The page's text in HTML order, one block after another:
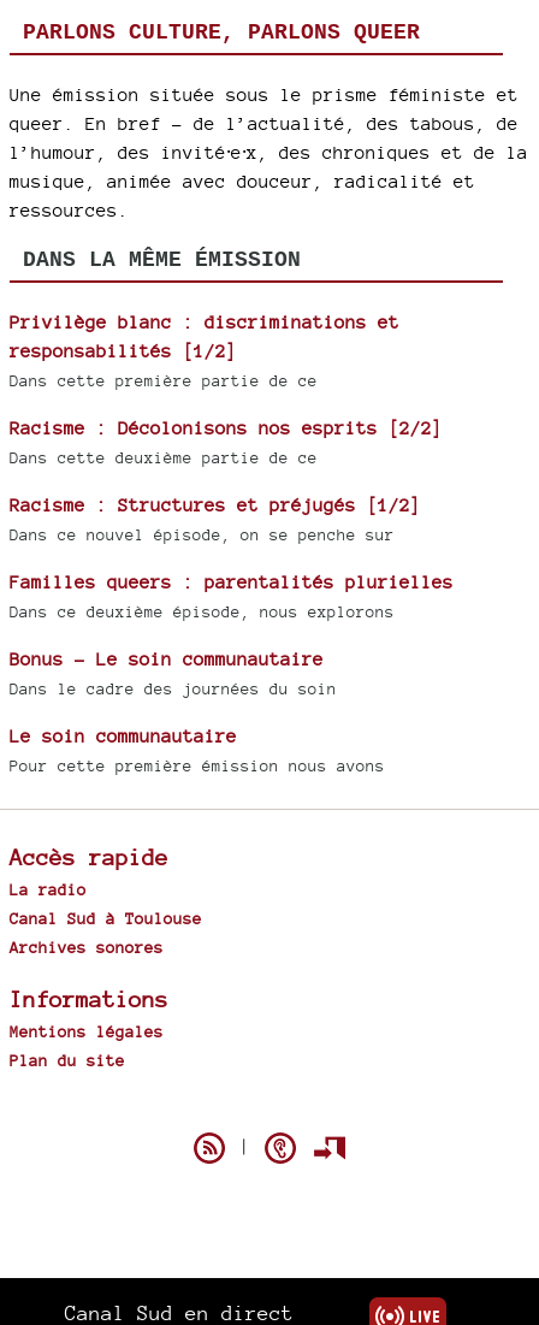
PARLONS CULTURE, PARLONS QUEER
Une émission située sous le prisme féministe et
queer. En bref - de l’actualité, des tabous, de
l’humour, des invité⸱e⸱x, des chroniques et de la
musique, animée avec douceur, radicalité et
ressources.
DANS LA MÊME ÉMISSION
Privilège blanc : discriminations et
responsabilités [1/2]
Dans cette première partie de ce
Racisme : Décolonisons nos esprits [2/2]
Dans cette deuxième partie de ce
Racisme : Structures et préjugés [1/2]
Dans ce nouvel épisode, on se penche sur
Familles queers : parentalités plurielles
Dans ce deuxième épisode, nous explorons
Bonus - Le soin communautaire
Dans le cadre des journées du soin
Le soin communautaire
Pour cette première émission nous avons
Accès rapide
La radio
Canal Sud à Toulouse
Archives sonores
Informations
Mentions légales
Plan du site
|
Canal Sud en direct